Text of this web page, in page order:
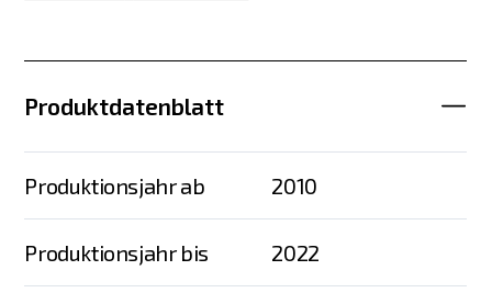
Produktdatenblatt
Produktionsjahr ab 2010
Produktionsjahr bis 2022